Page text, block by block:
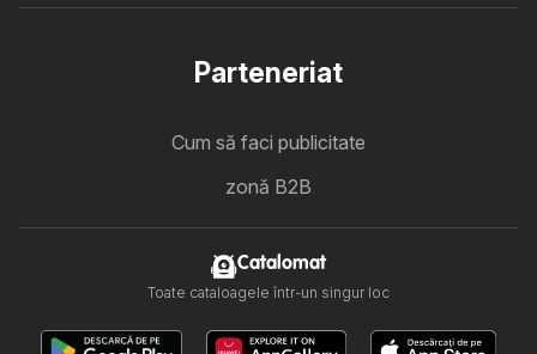
Parteneriat
Cum să faci publicitate
zonă B2B
Catalomat
Toate cataloagele într-un singur loc